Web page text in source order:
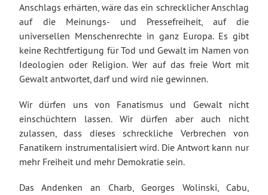
Anschlags erhärten, wäre das ein schrecklicher Anschlag
auf die Meinungs- und Pressefreiheit, auf die
universellen Menschenrechte in ganz Europa. Es gibt
keine Rechtfertigung für Tod und Gewalt im Namen von
Ideologien oder Religion. Wer auf das freie Wort mit
Gewalt antwortet, darf und wird nie gewinnen.
Wir dürfen uns von Fanatismus und Gewalt nicht
einschüchtern lassen. Wir dürfen aber auch nicht
zulassen, dass dieses schreckliche Verbrechen von
Fanatikern instrumentalisiert wird. Die Antwort kann nur
mehr Freiheit und mehr Demokratie sein.
Das Andenken an Charb, Georges Wolinski, Cabu,